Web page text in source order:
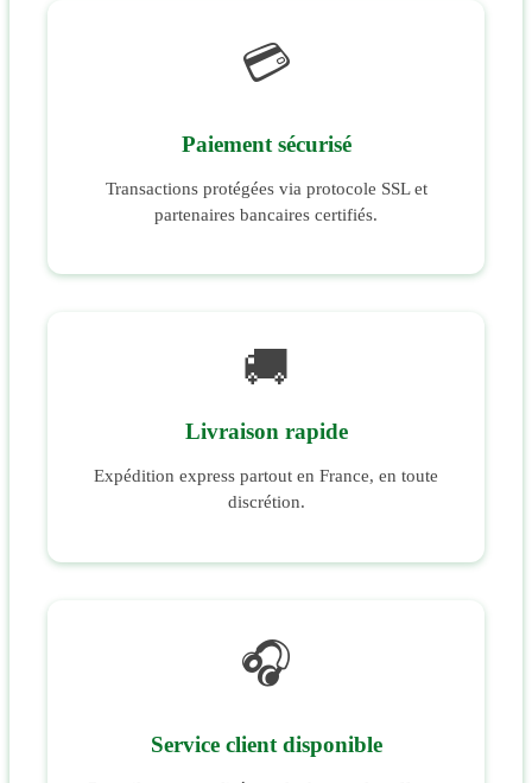
💳
Paiement sécurisé
Transactions protégées via protocole SSL et
partenaires bancaires certifiés.
🚚
Livraison rapide
Expédition express partout en France, en toute
discrétion.
🎧
Service client disponible